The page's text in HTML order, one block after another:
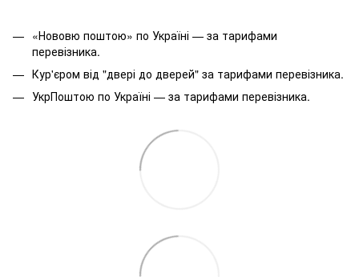
«Нововю поштою» по Україні — за тарифами
перевізника.
Кур'єром від "двері до дверей" за тарифами перевізника.
УкрПоштою по Україні — за тарифами перевізника.